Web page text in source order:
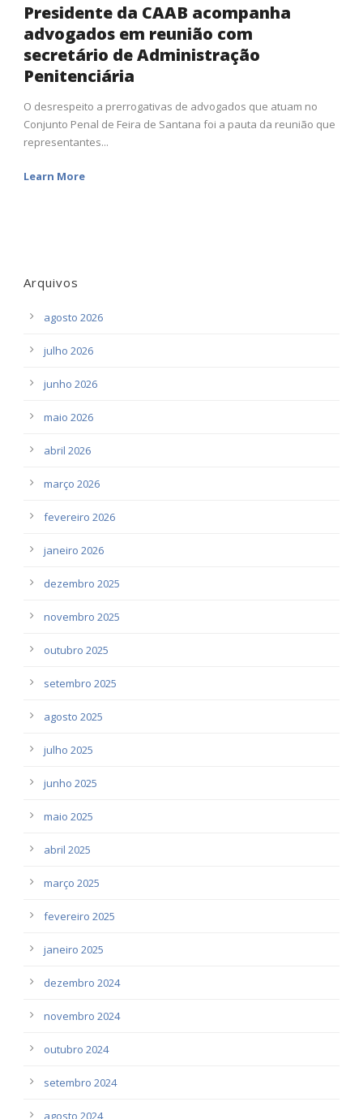
Presidente da CAAB acompanha
advogados em reunião com
secretário de Administração
Penitenciária
O desrespeito a prerrogativas de advogados que atuam no
Conjunto Penal de Feira de Santana foi a pauta da reunião que
representantes...
Learn More
Arquivos
agosto 2026
julho 2026
junho 2026
maio 2026
abril 2026
março 2026
fevereiro 2026
janeiro 2026
dezembro 2025
novembro 2025
outubro 2025
setembro 2025
agosto 2025
julho 2025
junho 2025
maio 2025
abril 2025
março 2025
fevereiro 2025
janeiro 2025
dezembro 2024
novembro 2024
outubro 2024
setembro 2024
agosto 2024